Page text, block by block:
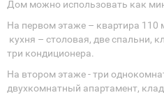
Дом можно использовать как
На первом этаже – квартира 110
кухня – столовая, две спальни,
три кондиционера.
На втором этаже - три
двухкомнатный апартамент,